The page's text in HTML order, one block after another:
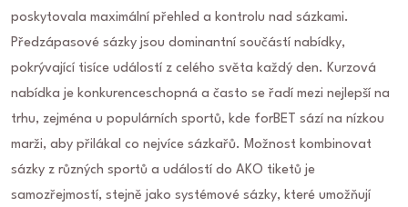
poskytovala maximální přehled a kontrolu nad sázkami.
Předzápasové sázky jsou dominantní součástí nabídky,
pokrývající tisíce událostí z celého světa každý den. Kurzová
nabídka je konkurenceschopná a často se řadí mezi nejlepší na
trhu, zejména u populárních sportů, kde forBET sází na nízkou
marži, aby přilákal co nejvíce sázkařů. Možnost kombinovat
sázky z různých sportů a událostí do AKO tiketů je
samozřejmostí, stejně jako systémové sázky, které umožňují